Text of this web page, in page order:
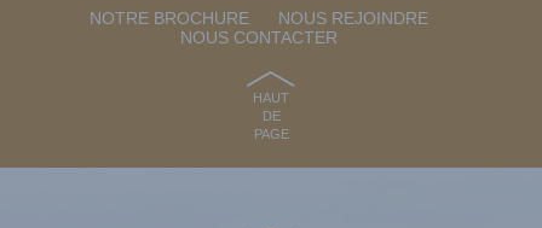
NOTRE BROCHURE
NOUS REJOINDRE
NOUS CONTACTER
HAUT
DE
PAGE